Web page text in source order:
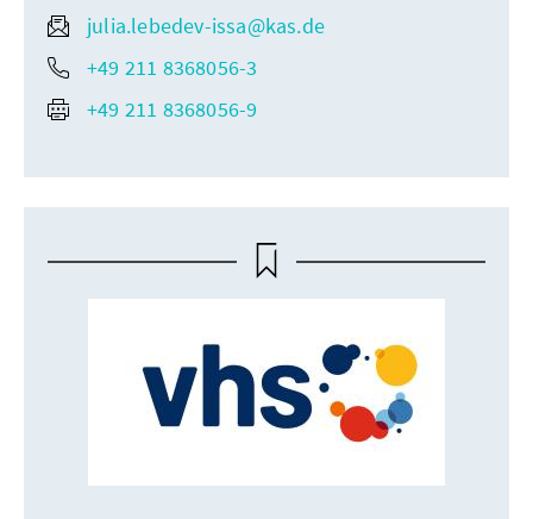
julia.lebedev-issa@kas.de
+49 211 8368056-3
+49 211 8368056-9